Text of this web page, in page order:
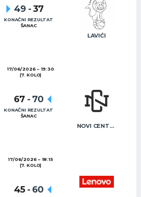
LAVIĆI
49 -37
KONAČNI REZULTAT
ŠANAC
17/06/2026
19:30
(7. KOLO)
NOVI CENTAR
67 - 70
KONAČNI REZULTAT
ŠANAC
17/06/2026
18:15
(7. KOLO)
45 - 60